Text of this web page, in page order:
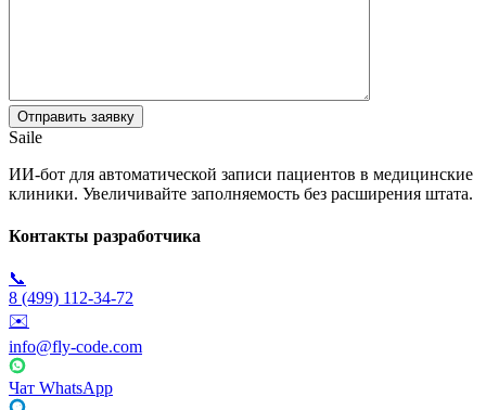
Saile
ИИ-бот для автоматической записи пациентов в медицинские
клиники. Увеличивайте заполняемость без расширения штата.
Контакты разработчика
📞
8 (499) 112-34-72
✉️
info@fly-code.com
Чат WhatsApp